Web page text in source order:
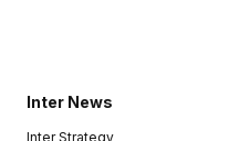
Inter News
Inter Strategy